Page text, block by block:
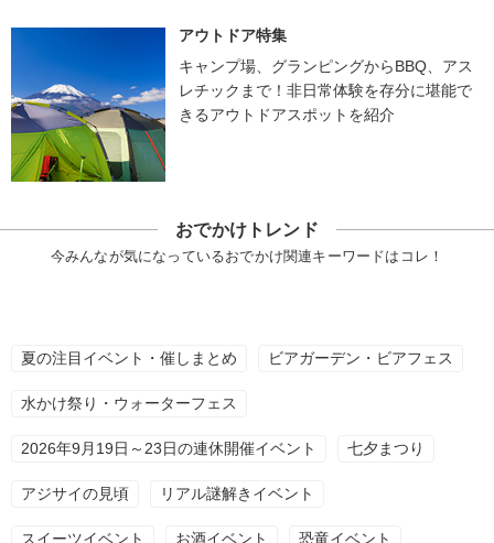
アウトドア特集
キャンプ場、グランピングからBBQ、アス
レチックまで！非日常体験を存分に堪能で
きるアウトドアスポットを紹介
おでかけトレンド
今みんなが気になっているおでかけ関連キーワードはコレ！
夏の注目イベント・催しまとめ ビアガーデン・ビアフェス
水かけ祭り・ウォーターフェス
2026年9月19日～23日の連休開催イベント 七夕まつり
アジサイの見頃 リアル謎解きイベント
スイーツイベント お酒イベント 恐竜イベント